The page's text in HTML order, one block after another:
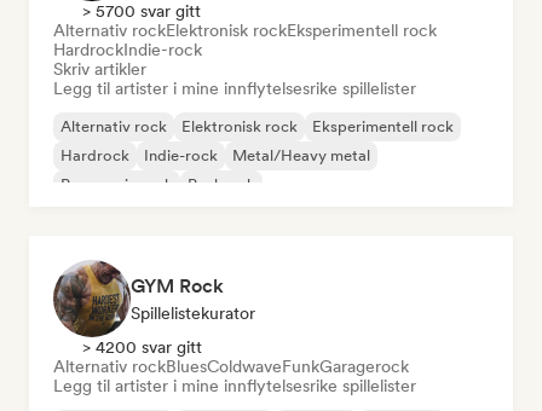
> 5700 svar gitt
Alternativ rockElektronisk rockEksperimentell rock
HardrockIndie-rock
Skriv artikler
Legg til artister i mine innflytelsesrike spillelister
Alternativ rock Elektronisk rock
Eksperimentell rock
Hardrock
Indie-rock
Metal/Heavy metal
Progressiv rock
Punkrock
GYM Rock
Spillelistekurator
> 4200 svar gitt
Alternativ rockBluesColdwaveFunkGaragerock
Legg til artister i mine innflytelsesrike spillelister